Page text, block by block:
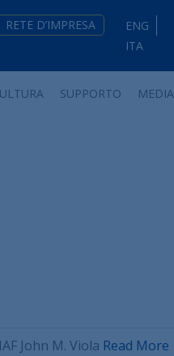
RETE D’IMPRESA
ENG
ITA
SUPPORTO MEDIA
John M. Viola Read More